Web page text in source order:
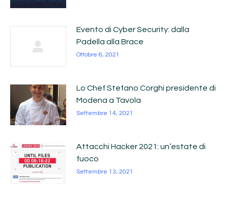
Evento di Cyber Security: dalla
Padella alla Brace
Ottobre 6, 2021
Lo Chef Stefano Corghi presidente di
Modena a Tavola
Settembre 14, 2021
Attacchi Hacker 2021: un’estate di
fuoco
Settembre 13, 2021